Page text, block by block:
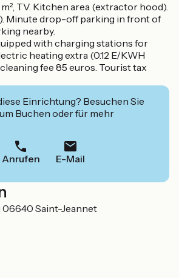
TV. Kitchen area (extractor hood).
Minute drop-off parking in front of
nearby.
with charging stations for
heating extra (0.12 E/KWH
cleaning fee 85 euros. Tourist tax
Einrichtung? Besuchen Sie
Buchen oder für mehr
Anrufen E-Mail
06640 Saint-Jeannet